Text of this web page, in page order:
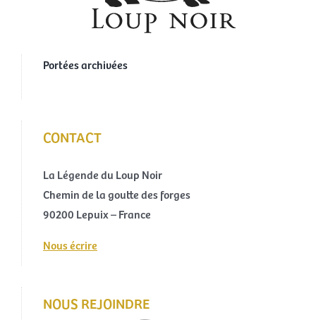
Portées archivées
CONTACT
La Légende du Loup Noir
Chemin de la goutte des forges
90200 Lepuix – France
Nous écrire
NOUS REJOINDRE